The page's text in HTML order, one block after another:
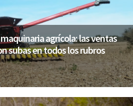
agrícola: las ventas
subas en todos los rubros